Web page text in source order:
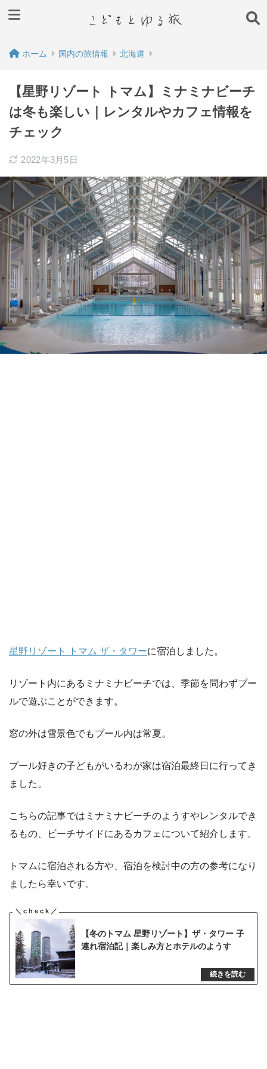
ホーム 国内の旅情報 北海道
【星野リゾート トマム】ミナミナビーチ
は冬も楽しい｜レンタルやカフェ情報を
チェック
2022年3月5日
星野リゾート トマム ザ・タワーに宿泊しました。
リゾート内にあるミナミナビーチでは、季節を問わずプー
ルで遊ぶことができます。
窓の外は雪景色でもプール内は常夏。
プール好きの子どもがいるわが家は宿泊最終日に行ってき
ました。
こちらの記事ではミナミナビーチのようすやレンタルでき
るもの、ビーチサイドにあるカフェについて紹介します。
トマムに宿泊される方や、宿泊を検討中の方の参考になり
ましたら幸いです。
【冬のトマム 星野リゾート】ザ・タワー 子
連れ宿泊記｜楽しみ方とホテルのようす